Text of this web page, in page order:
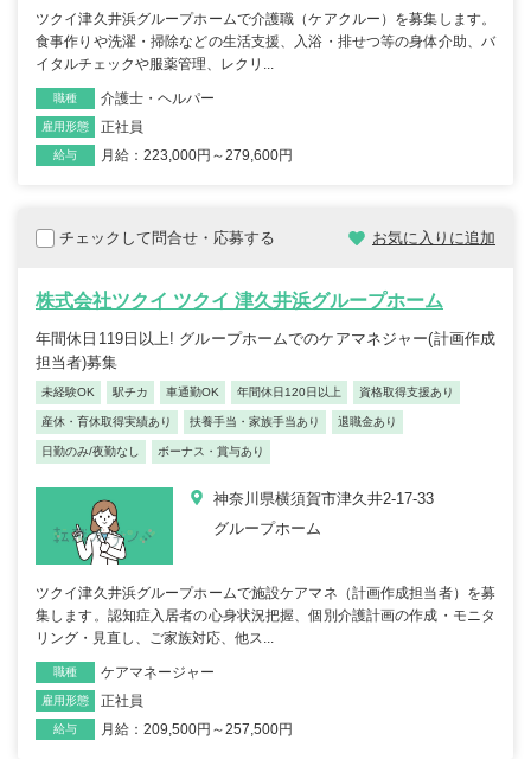
ツクイ津久井浜グループホームで介護職（ケアクルー）を募集します。
食事作りや洗濯・掃除などの生活支援、入浴・排せつ等の身体介助、バ
イタルチェックや服薬管理、レクリ...
職種 介護士・ヘルパー
雇用形態 正社員
給与 月給：223,000円～279,600円
チェックして問合せ・応募する お気に入りに追加
株式会社ツクイ ツクイ 津久井浜グループホーム
年間休日119日以上! グループホームでのケアマネジャー(計画作成
担当者)募集
未経験OK 駅チカ 車通勤OK 年間休日120日以上 資格取得支援あり
産休・育休取得実績あり 扶養手当・家族手当あり 退職金あり
日勤のみ/夜勤なし ボーナス・賞与あり
神奈川県横須賀市津久井2-17-33
グループホーム
ツクイ津久井浜グループホームで施設ケアマネ（計画作成担当者）を募
集します。認知症入居者の心身状況把握、個別介護計画の作成・モニタ
リング・見直し、ご家族対応、他ス...
職種 ケアマネージャー
雇用形態 正社員
給与 月給：209,500円～257,500円